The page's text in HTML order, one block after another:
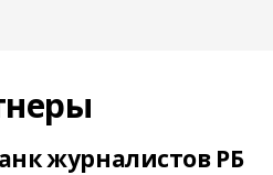
журналистов РБ